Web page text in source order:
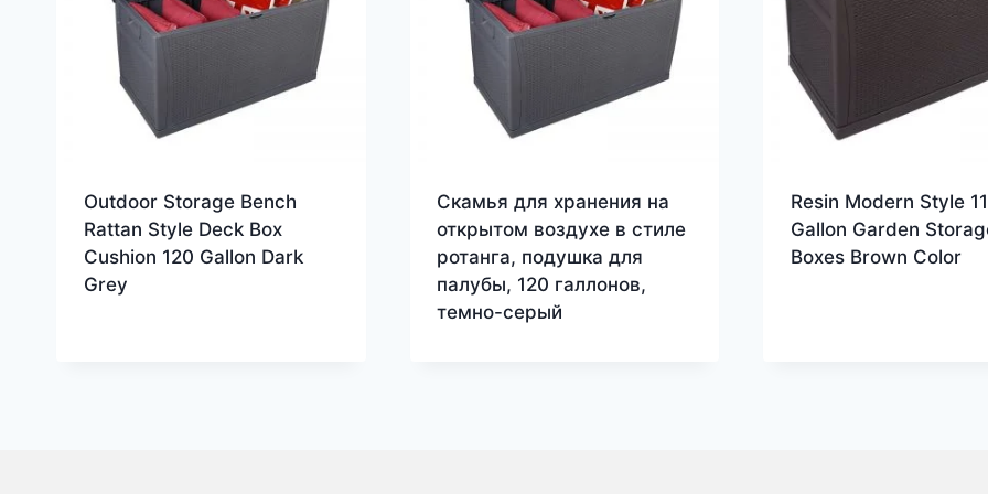
Outdoor Storage Bench
Rattan Style Deck Box
Cushion 120 Gallon Dark
Grey
Скамья для хранения на
открытом воздухе в стиле
ротанга, подушка для
палубы, 120 галлонов,
темно-серый
Resin Modern Style
Gallon Garden
Boxes Brown Color